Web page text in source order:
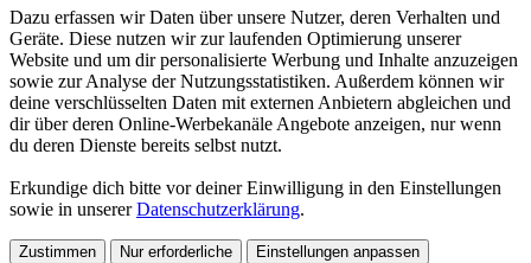
Dazu erfassen wir Daten über unsere Nutzer, deren Verhalten und
Geräte. Diese nutzen wir zur laufenden Optimierung unserer
Website und um dir personalisierte Werbung und Inhalte anzuzeigen
sowie zur Analyse der Nutzungsstatistiken. Außerdem können wir
deine verschlüsselten Daten mit externen Anbietern abgleichen und
dir über deren Online-Werbekanäle Angebote anzeigen, nur wenn
du deren Dienste bereits selbst nutzt.
Erkundige dich bitte vor deiner Einwilligung in den Einstellungen
sowie in unsererDatenschutzerklärung.
Zustimmen Nur erforderliche Einstellungen anpassen